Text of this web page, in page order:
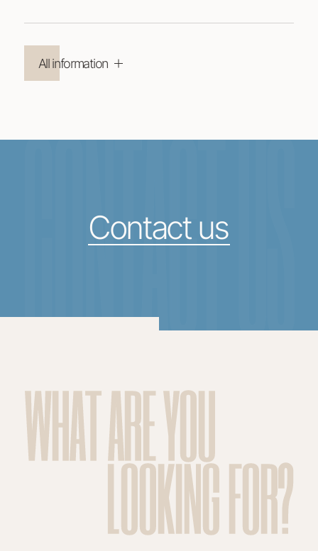
All information
CONTACT US
Contact us
WHAT ARE YOU
LOOKING FOR?